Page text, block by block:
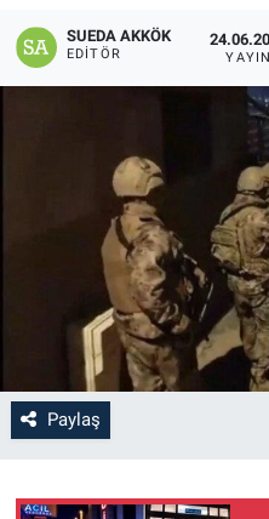
SUEDA AKKÖK
EDITÖR
Paylaş
YAŞAM
ASAYİŞ
MAGAZİN
KÜLTÜR-SANAT
ÇEVRE